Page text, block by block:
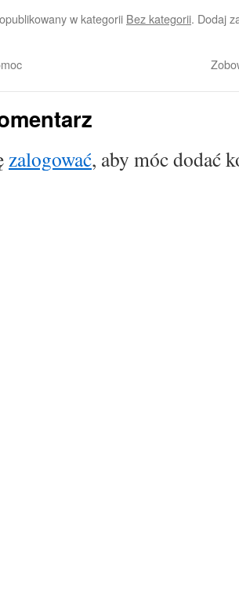
w kategorii Bez kategorii. Dodaj
zalogować, aby móc dodać